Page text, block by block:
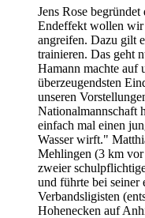
Jens Rose
Endeffekt wollen wir
angreifen. Dazu gilt
trainieren. Das geht
Hamann machte auf
überzeugendsten
unseren
Nationalmannschaft
einfach mal einen
Wasser wirft."
Mehlingen (3 km vor
zweier
und führte bei seiner
Verbandsligisten
Hohenecken auf